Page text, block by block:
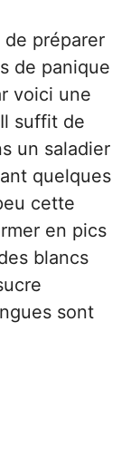
préparer
de panique
voici une
suffit de
un saladier
quelques
cette
en pics
blancs
sont